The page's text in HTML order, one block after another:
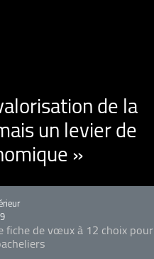
de la
un levier de
»
fiche de vœux à 12 choix pour